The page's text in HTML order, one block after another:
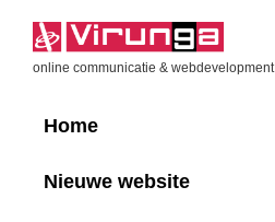
primary
primaryVirunga
online communicatie & webdevelopment
Home
Nieuwe website